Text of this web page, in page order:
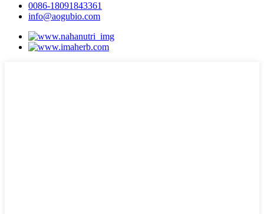
0086-18091843361
info@aogubio.com